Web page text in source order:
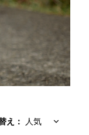
え ： 人気